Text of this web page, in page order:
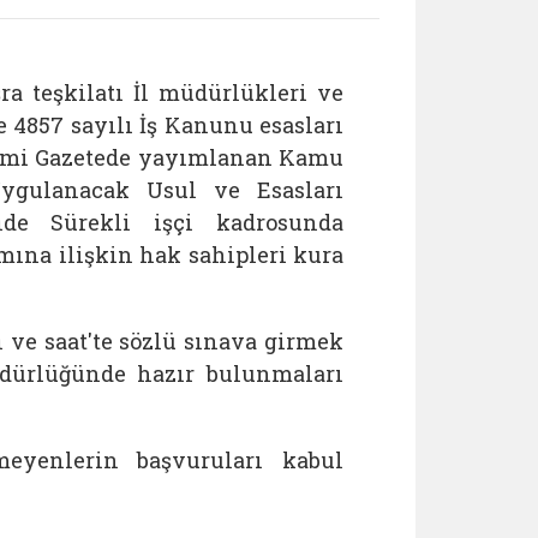
teşkilatı İl müdürlükleri ve
sayılı İş Kanunu esasları
Gazetede yayımlanan Kamu
Usul ve Esasları
Sürekli işçi kadrosunda
ilişkin hak sahipleri kura
saat'te sözlü sınava girmek
hazır bulunmaları
başvuruları kabul